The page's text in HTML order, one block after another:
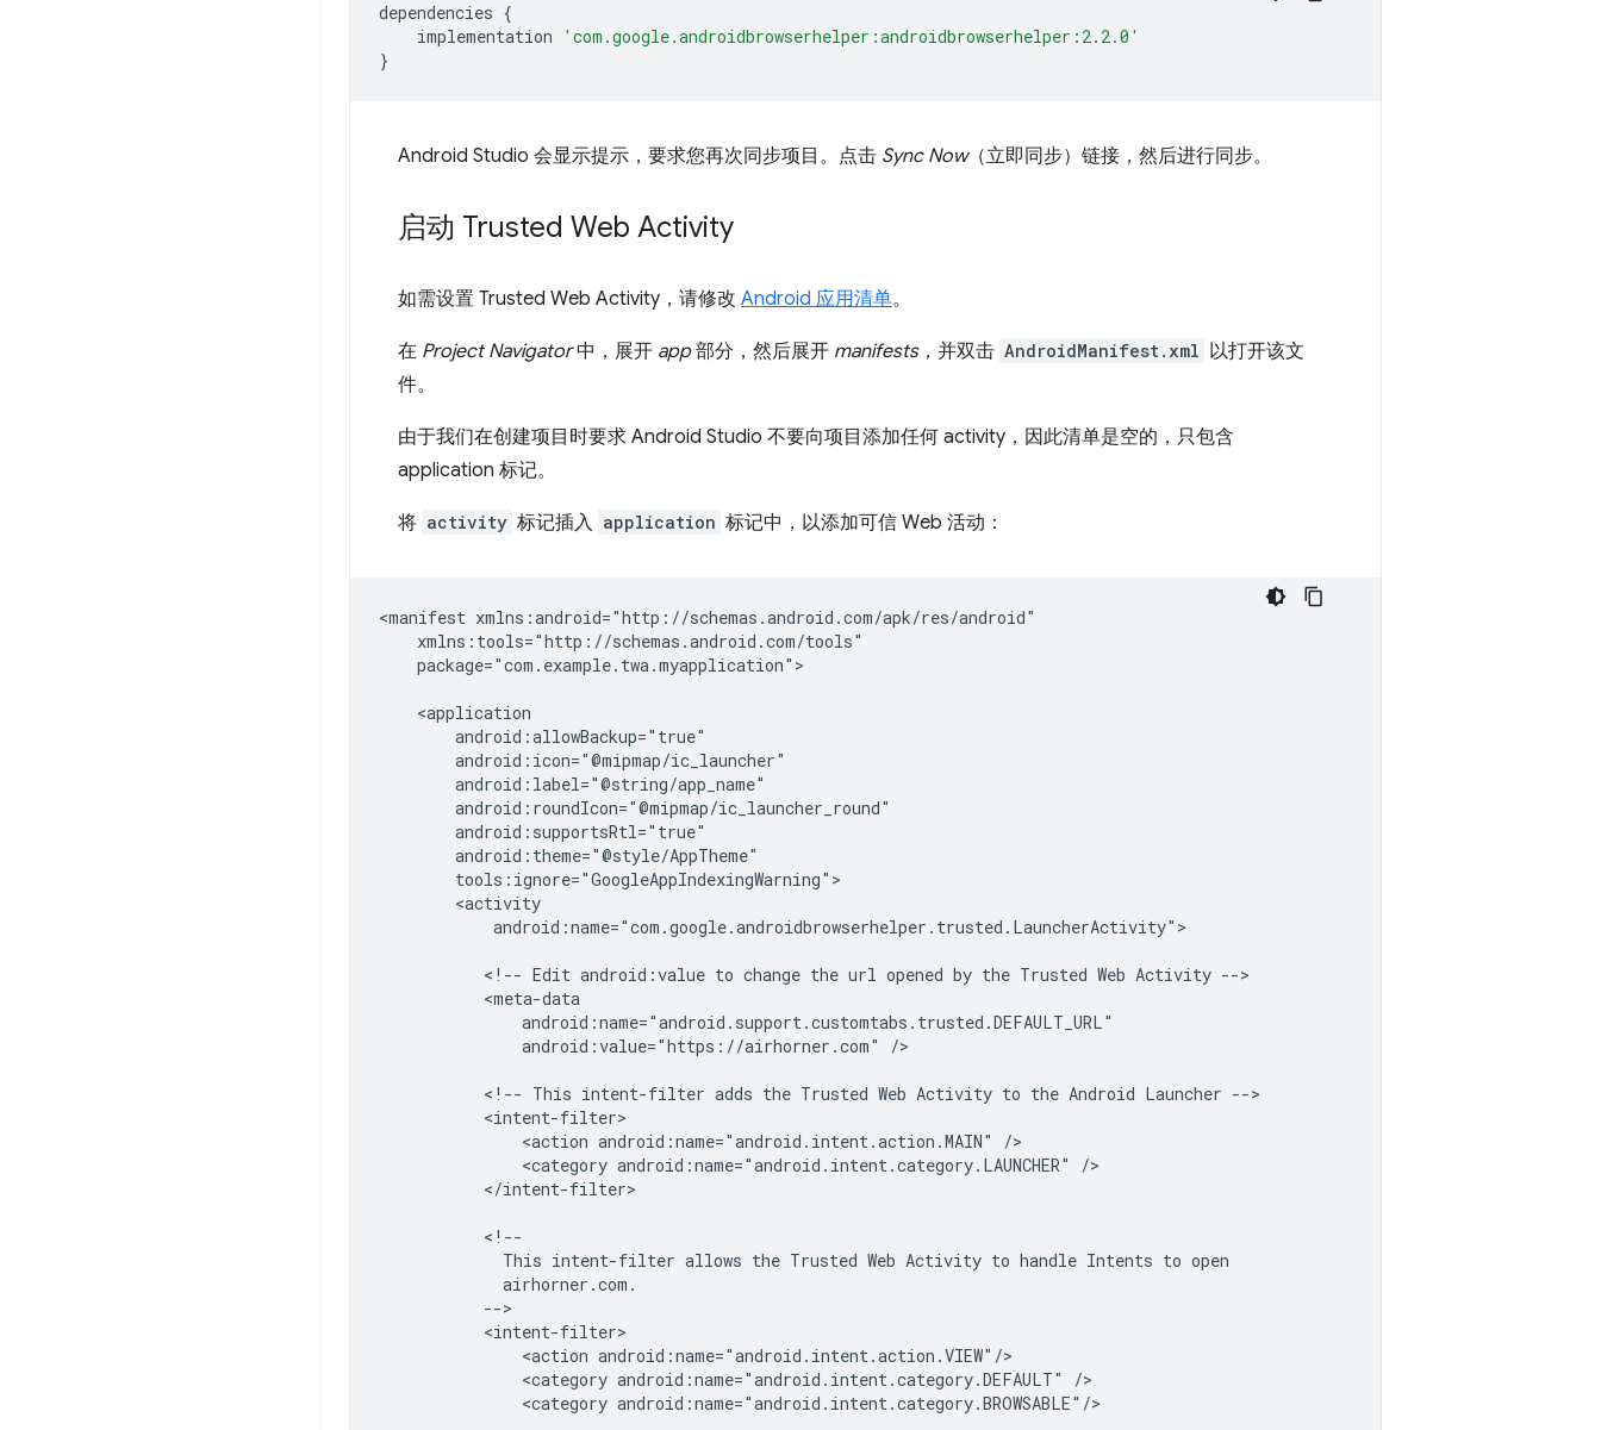
dependencies {
implementation
'com.google.androidbrowserhelper:androidbrowserhelper:2.2.0'
}
Android Studio 会显示提示，要求您再次同步项目。点击 Sync Now（立即同步）链接，然后进行同步。
启动 Trusted Web Activity
如需设置 Trusted Web Activity，请修改 Android 应用清单。
在 Project Navigator中，展开 app部分，然后展开 manifests，并双击 AndroidManifest.xml 以打开该文
件。
由于我们在创建项目时要求 Android Studio 不要向项目添加任何 activity，因此清单是空的，只包含
application 标记。
将 activity 标记插入 application 标记中，以添加可信 Web 活动：
<manifest
package="com.example.twa.myapplication">
android:name="com.google.androidbrowserhelper.trusted.LauncherActivity">
<!-- Edit android:value to change the url opened by the Trusted Web Activity
android:value="https://airhorner.com"
/>
<!-- This intent-filter adds the Trusted Web Activity to the Android Launcher
<action android:name="android.intent.action.MAIN"
<category android:name="android.intent.category.LAUNCHER"
</intent-filter>
This intent-filter allows the Trusted Web Activity to handle Intents to
<action
<category android:name="android.intent.category.DEFAULT"
<category android:name="android.intent.category.BROWSABLE"/>